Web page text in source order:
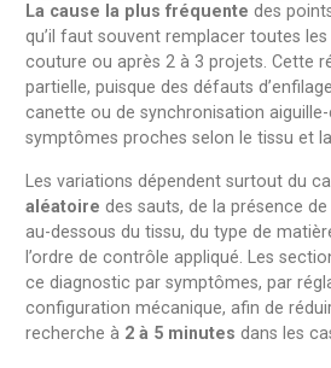
La cause la plus fréquente des
qu’il faut souvent remplacer toutes les
couture ou après 2 à 3 projets. Cette
partielle, puisque des défauts
canette ou de synchronisation
symptômes proches selon le tissu et
Les variations dépendent surtout du
aléatoire des sauts, de la présence de
au-dessous du tissu, du type de
l’ordre de contrôle appliqué. Les
ce diagnostic par symptômes, par
configuration mécanique, afin de
recherche à 2 à 5 minutes dans les